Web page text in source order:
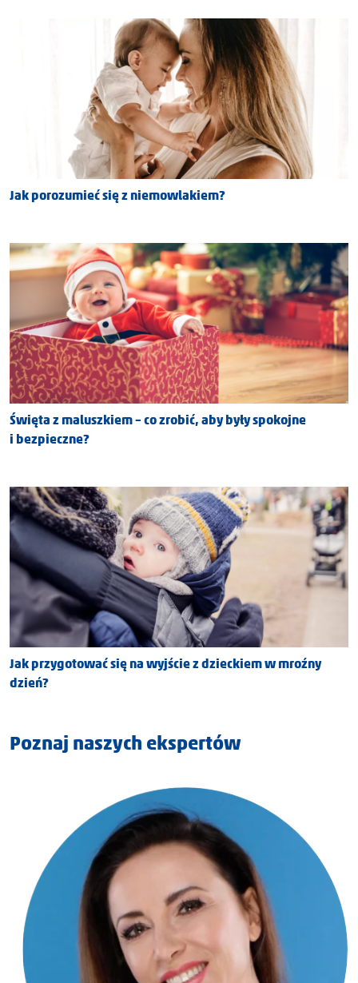
Jak porozumieć się z niemowlakiem?
Święta z maluszkiem – co zrobić, aby były spokojne
i bezpieczne?
Jak przygotować się na wyjście z dzieckiem w mroźny
dzień?
Poznaj naszych ekspertów